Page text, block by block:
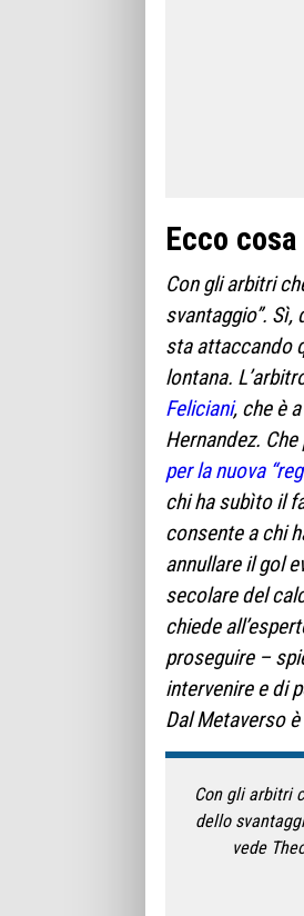
Ecco
Con gli arbitri
svantaggio”.
sta attaccando
lontana.
Feliciani, che è
Hernandez.
per la nuova
chi ha subìto il
consente a chi
annullare il gol
secolare del
chiede
proseguire –
intervenire e di
Dal Metaverso
Con gli arbitri
dello
vede